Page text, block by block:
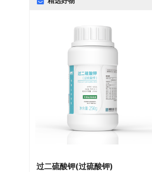
过二硫酸钾(过硫酸钾)
电子半导体行业
精细化工行业